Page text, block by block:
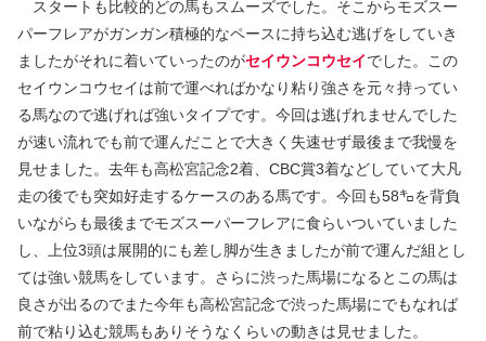
スタートも比較的どの馬もスムーズでした。そこからモズスー
パーフレアがガンガン積極的なペースに持ち込む逃げをしていき
ましたがそれに着いていったのがセイウンコウセイでした。この
セイウンコウセイは前で運べればかなり粘り強さを元々持ってい
る馬なので逃げれば強いタイプです。今回は逃げれませんでした
が速い流れでも前で運んだことで大きく失速せず最後まで我慢を
見せました。去年も高松宮記念2着、CBC賞3着などしていて大凡
走の後でも突如好走するケースのある馬です。今回も58㌔を背負
いながらも最後までモズスーパーフレアに食らいついていました
し、上位3頭は展開的にも差し脚が生きましたが前で運んだ組とし
ては強い競馬をしています。さらに渋った馬場になるとこの馬は
良さが出るのでまた今年も高松宮記念で渋った馬場にでもなれば
前で粘り込む競馬もありそうなくらいの動きは見せました。